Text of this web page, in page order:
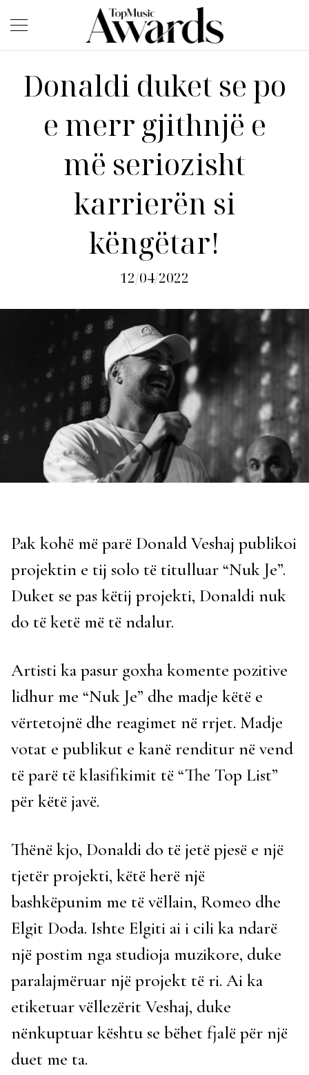
Donaldi duket se po
e merr gjithnjë e
më seriozisht
karrierën si
këngëtar!
12/04/2022
Pak kohë më parë Donald Veshaj publikoi
projektin e tij solo të titulluar “Nuk Je”.
Duket se pas këtij projekti, Donaldi nuk
do të ketë më të ndalur.
Artisti ka pasur goxha komente pozitive
lidhur me “Nuk Je” dhe madje këtë e
vërtetojnë dhe reagimet në rrjet. Madje
votat e publikut e kanë renditur në vend
të parë të klasifikimit të “The Top List”
për këtë javë.
Thënë kjo, Donaldi do të jetë pjesë e një
tjetër projekti, këtë herë një
bashkëpunim me të vëllain, Romeo dhe
Elgit Doda. Ishte Elgiti ai i cili ka ndarë
një postim nga studioja muzikore, duke
paralajmëruar një projekt të ri. Ai ka
etiketuar vëllezërit Veshaj, duke
nënkuptuar kështu se bëhet fjalë për një
duet me ta.